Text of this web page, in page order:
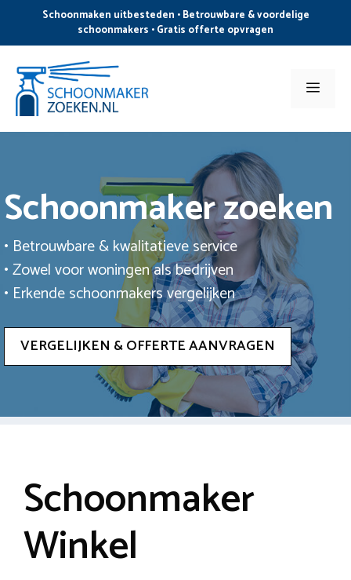
de
inhoud
Schoonmaken uitbesteden • Betrouwbare & voordelige
schoonmakers • Gratis offerte opvragen
Menu
Schoonmaker zoeken
• Betrouwbare & kwalitatieve service
• Zowel voor woningen als bedrijven
• Erkende schoonmakers vergelijken
VERGELIJKEN & OFFERTE AANVRAGEN
Schoonmaker
Winkel